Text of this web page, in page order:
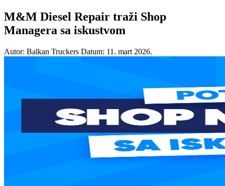
M&M Diesel Repair traži Shop
Managera sa iskustvom
Autor: Balkan Truckers Datum: 11. mart 2026.